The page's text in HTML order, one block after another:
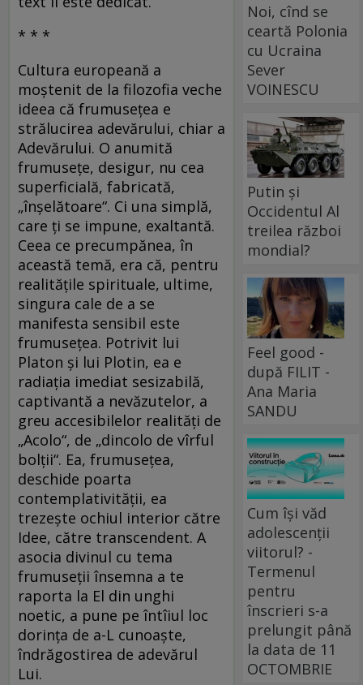
* * *
Cultura europeană a
moştenit de la filozofia veche
ideea că frumuseţea e
strălucirea adevărului, chiar a
Adevărului. O anumită
frumuseţe, desigur, nu cea
superficială, fabricată,
„înşelătoare“. Ci una simplă,
care ţi se impune, exaltantă.
Ceea ce precumpănea, în
această temă, era că, pentru
realităţile spirituale, ultime,
singura cale de a se
manifesta sensibil este
frumuseţea. Potrivit lui
Platon şi lui Plotin, ea e
radiaţia imediat sesizabilă,
captivantă a nevăzutelor, a
greu accesibilelor realităţi de
„Acolo“, de „dincolo de vîrful
bolţii“. Ea, frumuseţea,
deschide poarta
contemplativităţii, ea
trezeşte ochiul interior către
Idee, către transcendent. A
asocia divinul cu tema
frumuseţii însemna a te
raporta la El din unghi
noetic, a pune pe întîiul loc
dorinţa de a-L cunoaşte,
îndrăgostirea de adevărul
Lui.
Noi, cînd se
ceartă Polonia
cu Ucraina
Sever
VOINESCU
Putin și
Occidentul Al
treilea război
mondial?
Feel good -
după FILIT -
Ana Maria
SANDU
Cum își văd
adolescenții
viitorul? -
Termenul
pentru
înscrieri s-a
prelungit până
la data de 11
OCTOMBRIE